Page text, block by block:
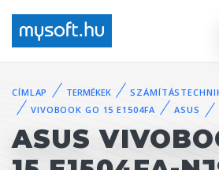
CÍMLAP TERMÉKEK
VIVOBOOK GO 15 E1504FA
ASUS
ASUS